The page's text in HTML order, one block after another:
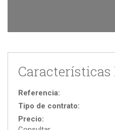
Referencia:
Tipo de contrato:
Precio: